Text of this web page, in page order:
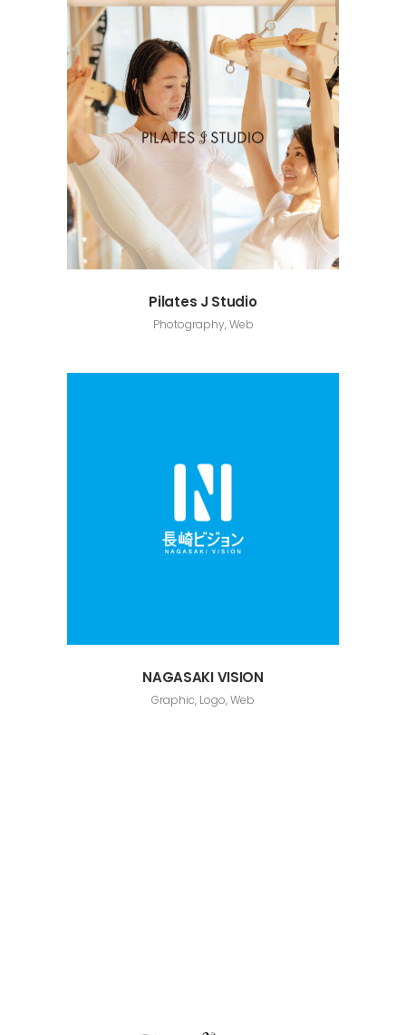
Pilates J Studio
Photography, Web
NAGASAKI VISION
Graphic, Logo, Web